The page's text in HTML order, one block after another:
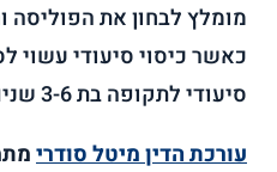
מומלץ לבחון את הפוליסה
כאשר כיסוי סיעודי עשוי
סיעודי לתקופה בת 3-6 שנים.
עורכת הדין מיטל סודרי